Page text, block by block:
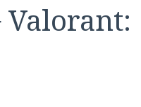
Valorant: